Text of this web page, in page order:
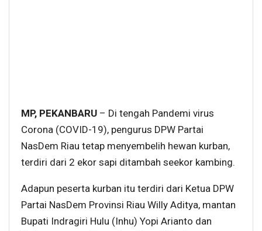
MP, PEKANBARU – Di tengah Pandemi virus
Corona (COVID-19), pengurus DPW Partai
NasDem Riau tetap menyembelih hewan kurban,
terdiri dari 2 ekor sapi ditambah seekor kambing.
Adapun peserta kurban itu terdiri dari Ketua DPW
Partai NasDem Provinsi Riau Willy Aditya, mantan
Bupati Indragiri Hulu (Inhu) Yopi Arianto dan